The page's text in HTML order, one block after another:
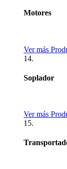
Motores
Ver más
14.
Soplador
Ver más
15.